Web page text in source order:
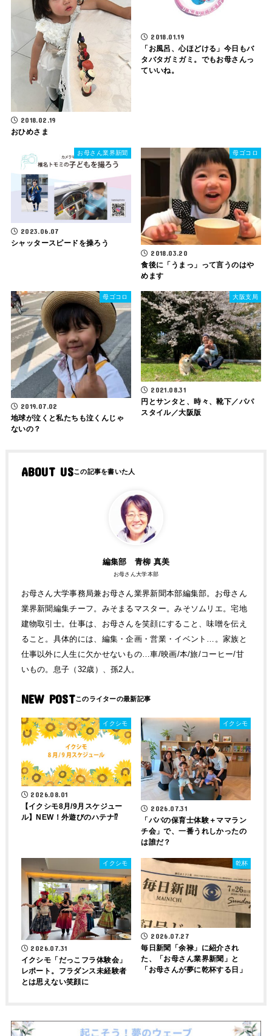
2018.02.19
おひめさま
2018.01.19
「お風呂、心ほどける」今日もバ
タバタガミガミ。でもお母さんっ
ていいね。
お母さん業界新聞
2023.06.07
シャッタースピードを操ろう
母ゴコロ
2018.03.20
食後に「うまっ」って言うのはや
めます
母ゴコロ
2019.07.02
地球が泣くと私たちも泣くんじゃ
ないの？
大阪支局
2021.08.31
円とサンタと、時々、靴下／パパ
スタイル／大阪版
ABOUT US
編集部 青柳 真美
お母さん大学本部
お母さん大学事務局兼お母さん業界新聞本部編集部。お母さん
業界新聞編集チーフ。みそまるマスター。みそソムリエ。宅地
建物取引士。仕事は、お母さんを笑顔にすること、味噌を伝え
ること。具体的には、編集・企画・営業・イベント…。家族と
仕事以外に人生に欠かせないもの…車/映画/本/旅/コーヒー/甘
いもの。息子（32歳）、孫2人。
NEW POST
イクシモ
2026.08.01
【イクシモ8月/9月スケジュー
ル】NEW！外遊びのハテナ⁉
イクシモ
2026.07.31
「パパの保育士体験＋ママラン
チ会」で、一番うれしかったの
は誰だ？
イクシモ
2026.07.31
イクシモ「だっこフラ体験会」
レポート。フラダンス未経験者
とは思えない笑顔に
乾杯
2026.07.27
毎日新聞「余禄」に紹介され
た、「お母さん業界新聞」と
「お母さんが夢に乾杯する日」